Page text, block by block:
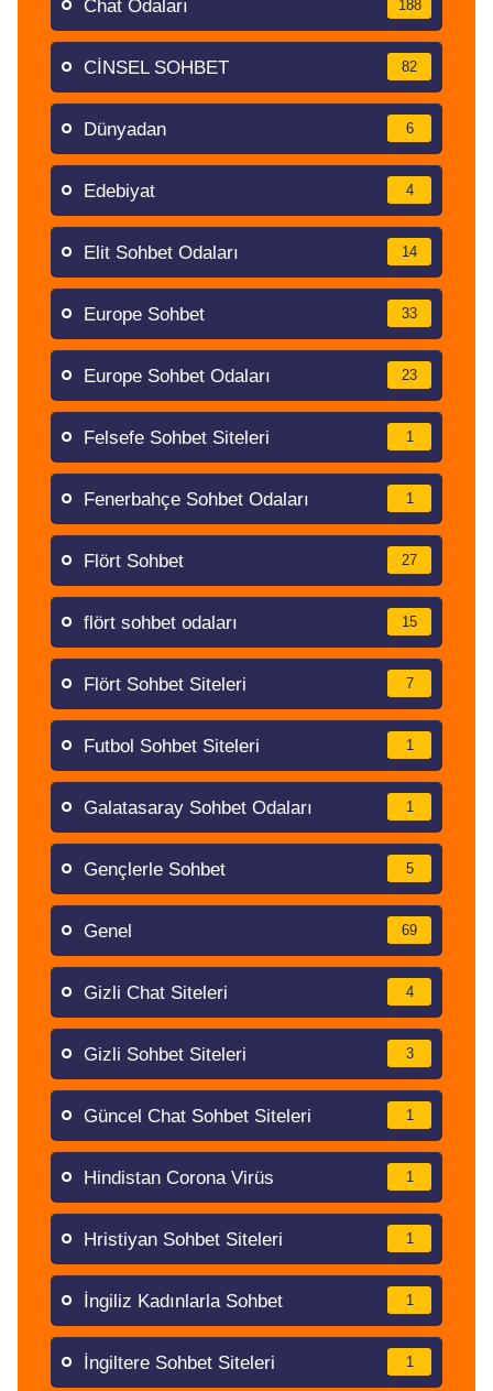
Chat Odaları 188
CİNSEL SOHBET 82
Dünyadan 6
Edebiyat 4
Elit Sohbet Odaları 14
Europe Sohbet 33
Europe Sohbet Odaları 23
Felsefe Sohbet Siteleri 1
Fenerbahçe Sohbet Odaları 1
Flört Sohbet 27
flört sohbet odaları 15
Flört Sohbet Siteleri 7
Futbol Sohbet Siteleri 1
Galatasaray Sohbet Odaları 1
Gençlerle Sohbet 5
Genel 69
Gizli Chat Siteleri 4
Gizli Sohbet Siteleri 3
Güncel Chat Sohbet Siteleri 1
Hindistan Corona Virüs 1
Hristiyan Sohbet Siteleri 1
İngiliz Kadınlarla Sohbet 1
İngiltere Sohbet Siteleri 1